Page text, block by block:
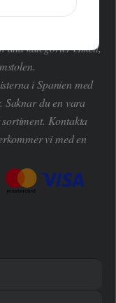
alla kategorier enkelt,
i Spanien med
Saknar du en vara
Kontakta
vi med en